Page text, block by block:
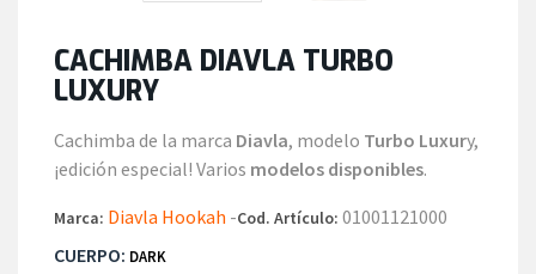
CACHIMBA DIAVLA TURBO
LUXURY
Cachimba de la marca Diavla, modelo Turbo Luxury,
¡edición especial! Varios modelos disponibles.
Marca: Diavla Hookah -Cod. Artículo: 01001121000
CUERPO: DARK